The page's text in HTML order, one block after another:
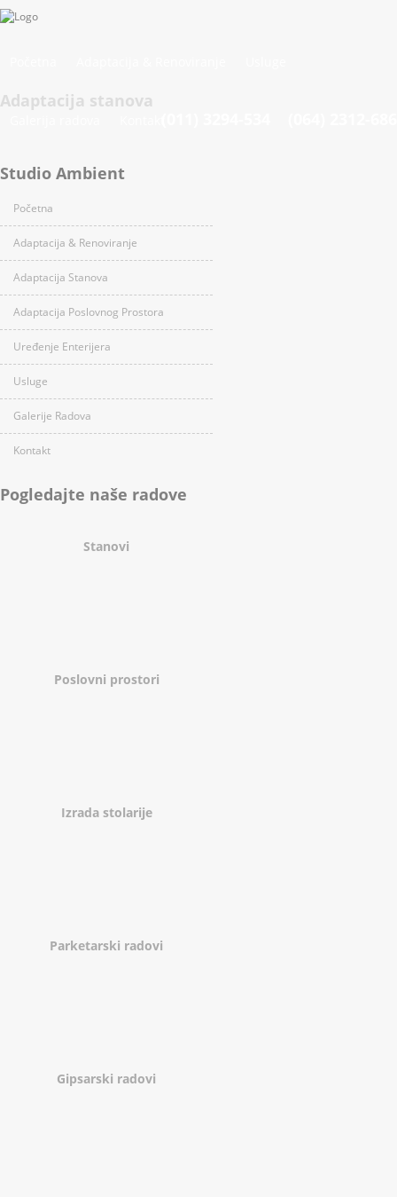
Adaptacija stanova
Studio Ambient
Početna
Adaptacija & Renoviranje
Adaptacija Stanova
Adaptacija Poslovnog Prostora
Uređenje Enterijera
Usluge
Galerije Radova
Kontakt
Pogledajte naše radove
Stanovi
Poslovni prostori
Izrada stolarije
Parketarski radovi
Gipsarski radovi